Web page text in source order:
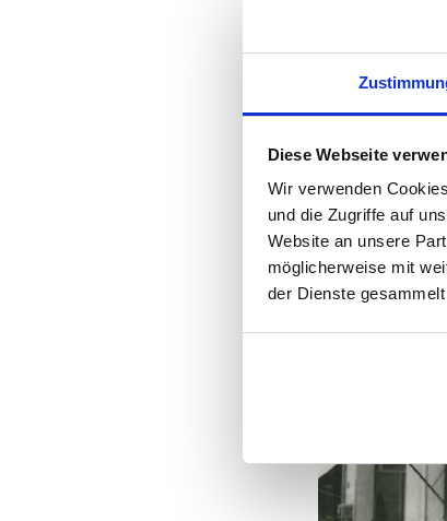
Diese Webseite
Wir verwenden
und die Zugriffe auf
Website an unsere
möglicherweise mit
der Dienste